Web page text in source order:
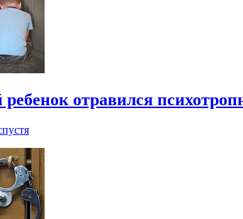
ребенок отравился